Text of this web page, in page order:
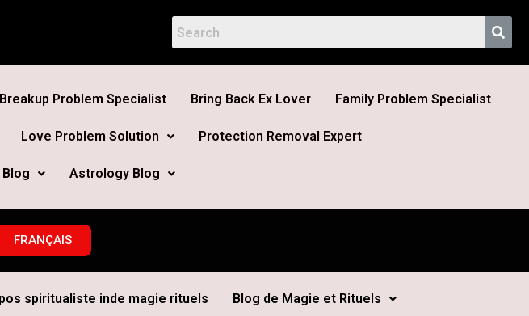
Breakup Problem Specialist Bring Back Ex Lover Family Problem Specialist
Love Problem Solution Protection Removal Expert
Astrology Blog
FRANÇAIS
spiritualiste inde magie rituels Blog de Magie et Rituels